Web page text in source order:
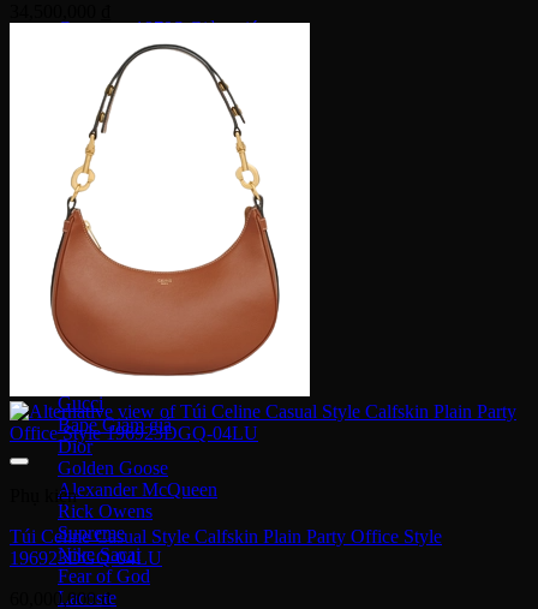
Converse 1970S
Converse Run Star
Onitsuka Tiger
Mexico 66
Serrano SL
Timberland
Travis Scott
Under Armour
Balenciaga
MLB
Hoka
Xvessel
Off-White
Saucony
Gucci
Bape
Dior
Golden Goose
Alexander McQueen
Rick Owens
Supreme
Nike Sacai
Fear of God
Lacoste
Phụ kiện
Túi Celine Casual Style Calfskin Plain Party Office Style
196923DGQ-04LU
60,000,000₫